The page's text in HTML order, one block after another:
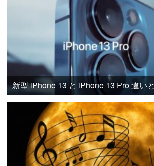
新型 iPhone 13 と iPhone 13 Pro 違い